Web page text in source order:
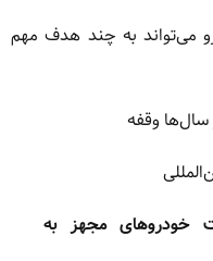
می‌تواند به چند هدف مهم
وقفه
خودروهای مجهز به